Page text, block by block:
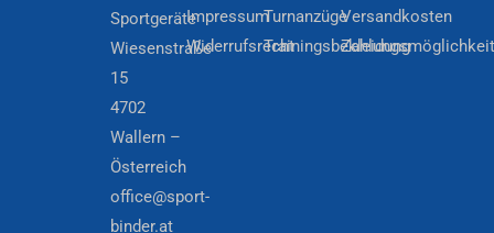
Sportgeräte
Wiesenstraße
15
4702
Wallern –
Österreich
office@sport-
binder.at
Impressum
Widerrufsrecht
Turnanzüge
Trainingsbekleidung
Versandkosten